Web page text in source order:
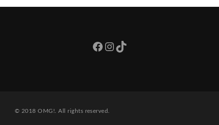
Facebook
Instagram
TikTok
© 2018 OMG!. All rights reserved.